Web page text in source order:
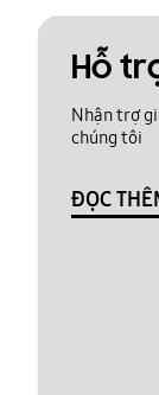
Hỗ
Nhận trợ
chúng tôi
ĐỌC